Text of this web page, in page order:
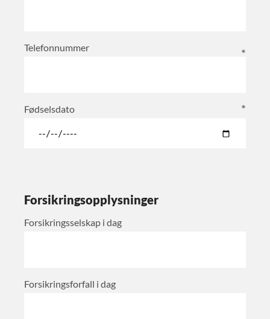
Telefonnummer
Fødselsdato
Forsikringsopplysninger
Forsikringsselskap i dag
Forsikringsforfall i dag